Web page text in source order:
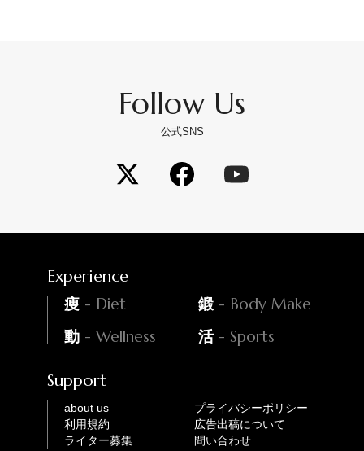
Follow Us
公式SNS
Experience
痩 - Diet 鍛 - Body Make
動 - Wellness 活- Sports
Support
about us
プライバシーポリシー
利用規約
広告出稿について
ライター募集
問い合わせ